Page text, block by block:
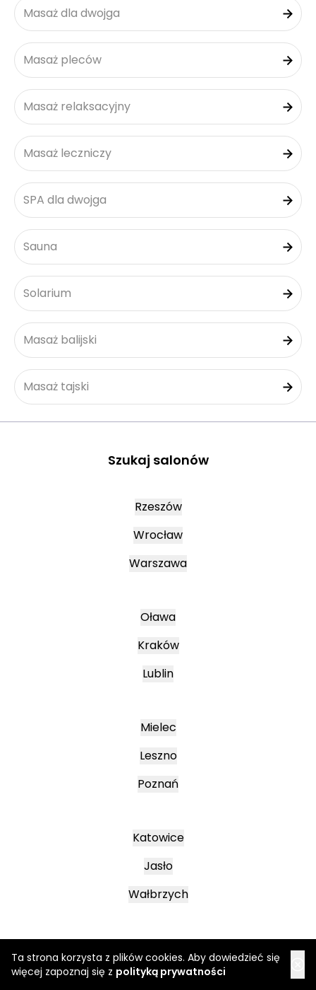
Ta strona korzysta z plików cookies. Aby dowiedzieć się
więcej zapoznaj się z polityką prywatności
Masaż dla dwojga
Masaż pleców
Masaż relaksacyjny
Masaż leczniczy
SPA dla dwojga
Sauna
Solarium
Masaż balijski
Masaż tajski
Szukaj salonów
Rzeszów
Wrocław
Warszawa
Oława
Kraków
Lublin
Mielec
Leszno
Poznań
Katowice
Jasło
Wałbrzych